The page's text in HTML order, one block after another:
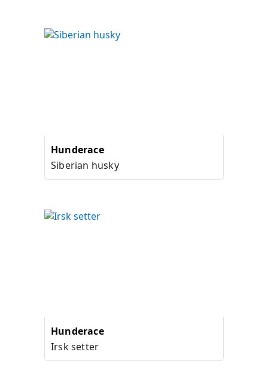
Hunderace
Siberian husky
Hunderace
Irsk setter